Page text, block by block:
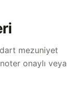
mezuniyet
onaylı veya